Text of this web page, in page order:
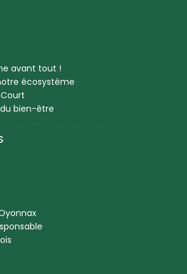
avant tout !
écosystème
bien-être